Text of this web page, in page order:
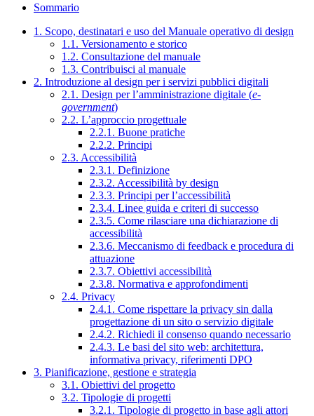
Sommario
1. Scopo, destinatari e uso del Manuale operativo di design
1.1. Versionamento e storico
1.2. Consultazione del manuale
1.3. Contribuisci al manuale
2. Introduzione al design per i servizi pubblici digitali
2.1. Design per l’amministrazione digitale (e-
government)
2.2. L’approccio progettuale
2.2.1. Buone pratiche
2.2.2. Principi
2.3. Accessibilità
2.3.1. Definizione
2.3.2. Accessibilità by design
2.3.3. Principi per l’accessibilità
2.3.4. Linee guida e criteri di successo
2.3.5. Come rilasciare una dichiarazione di
accessibilità
2.3.6. Meccanismo di feedback e procedura di
attuazione
2.3.7. Obiettivi accessibilità
2.3.8. Normativa e approfondimenti
2.4. Privacy
2.4.1. Come rispettare la privacy sin dalla
progettazione di un sito o servizio digitale
2.4.2. Richiedi il consenso quando necessario
2.4.3. Le basi del sito web: architettura,
informativa privacy, riferimenti DPO
3. Pianificazione, gestione e strategia
3.1. Obiettivi del progetto
3.2. Tipologie di progetti
3.2.1. Tipologie di progetto in base agli attori